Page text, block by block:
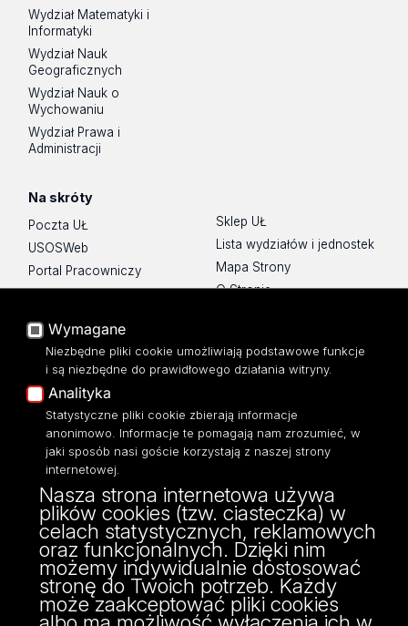
Wydział Matematyki i
Informatyki
Wydział Nauk
Geograficznych
Wydział Nauk o
Wychowaniu
Wydział Prawa i
Administracji
Na skróty
Poczta UŁ
USOSWeb
Portal Pracowniczy
Baza Aktów Własnych
Moodle
Eksperci UŁ
Polityka Prywatności
Dostępność
Sklep UŁ
Lista wydziałów i jednostek
Mapa Strony
O Stronie
ul. Narutowicza 68, 90-136 Łódź
NIP: 724 000 32 43
Adres do doręczeń elektronicznych (ADE):
AE:PL-74796-17640-IHHIV-17
KONTAKT
Wymagane
Niezbędne pliki cookie umożliwiają podstawowe funkcje
i są niezbędne do prawidłowego działania witryny.
Analityka
Statystyczne pliki cookie zbierają informacje
anonimowo. Informacje te pomagają nam zrozumieć, w
jaki sposób nasi goście korzystają z naszej strony
internetowej.
Nasza strona internetowa używa
plików cookies (tzw. ciasteczka) w
celach statystycznych, reklamowych
oraz funkcjonalnych. Dzięki nim
możemy indywidualnie dostosować
stronę do Twoich potrzeb. Każdy
może zaakceptować pliki cookies